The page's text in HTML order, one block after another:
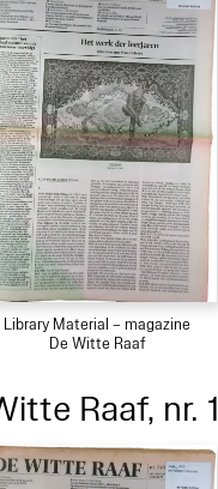
Library Material – magazine
De Witte Raaf
Raaf, nr.